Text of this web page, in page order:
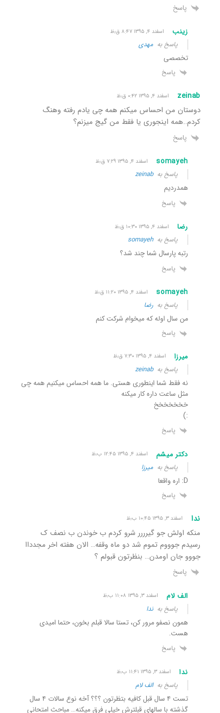
پاسخ
زینب اسفند ۴, ۱۳۹۵ ۸:۴۷ ق٫ظ
پاسخ به مهدی
تخصصی
پاسخ
zeinab اسفند ۴, ۱۳۹۵ ۰:۴۲ ق٫ظ
دوستان من احساس میکنم همه چی یادم رفته وهنگ
کردم..همه اینجوری یا فقط من گیج میزنم؟
پاسخ
somayeh اسفند ۴, ۱۳۹۵ ۷:۲۹ ق٫ظ
پاسخ بهzeinab
همدردیم
پاسخ
رضا اسفند ۴, ۱۳۹۵ ۱۰:۳۰ ق٫ظ
پاسخ بهsomayeh
رتبه پارسال شما چند شد؟
پاسخ
somayeh اسفند ۴, ۱۳۹۵ ۱۱:۲۰ ق٫ظ
پاسخ به رضا
من سال اوله که میخوام شرکت کنم
پاسخ
میرزا اسفند ۴, ۱۳۹۵ ۷:۳۰ ق٫ظ
پاسخ بهzeinab
نه فقط شما اینطوری هستی. ما همه احساس میکنیم همه چی
مثل ساعت داره کار میکنه
خخخخخخخ
:)
پاسخ
دکتر میشم اسفند ۴, ۱۳۹۵ ۱۲:۴۵ ب٫ظ
پاسخ به میرزا
D: اره واقعا
پاسخ
ندا اسفند ۳, ۱۳۹۵ ۱۰:۴۵ ب٫ظ
منکه اولش جو گیرررر شرو کردم ب خوندن ب نصف ک
رسیدم جوووم تموم شد دو ماه وقفه… الان هفته اخر مجدداا
جووو جان اومدن… بنظرتون قبولم ؟
پاسخ
الف لام اسفند ۳, ۱۳۹۵ ۱۱:۰۸ ب٫ظ
پاسخ بهندا
همون نصفو مرور کن، تستا سالا قبلم بخون، حتما امیدی
هست.
پاسخ
ندا اسفند ۳, ۱۳۹۵ ۱۱:۴۱ ب٫ظ
پاسخ بهالف لام
تست ۴ سال قبل کافیه بتظرتون ؟؟؟ آخه نوع سالات ۴ سال
گذشته با سالهای قبلترش خیلی فرق میکنه… مباحث امتحانی